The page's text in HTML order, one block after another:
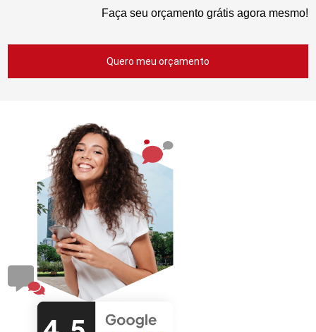
Faça seu orçamento grátis agora mesmo!
Quero meu orçamento